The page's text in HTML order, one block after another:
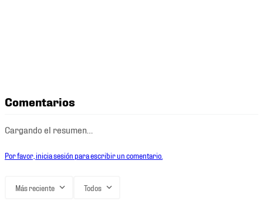
Comentarios
Cargando el resumen…
Por favor, inicia sesión para escribir un comentario.
Más reciente Todos